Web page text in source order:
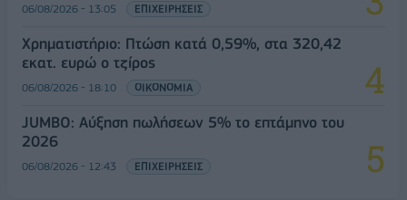
06/08/2026 - 13:05 ΕΠΙΧΕΙΡΗΣΕΙΣ
Χρηματιστήριο: Πτώση κατά 0,59%, στα 320,42
εκατ. ευρώ ο τζίρος
06/08/2026 - 18:10 ΟΙΚΟΝΟΜΙΑ
JUMBO: Αύξηση πωλήσεων 5% το επτάμηνο του
2026
06/08/2026 - 12:43 ΕΠΙΧΕΙΡΗΣΕΙΣ